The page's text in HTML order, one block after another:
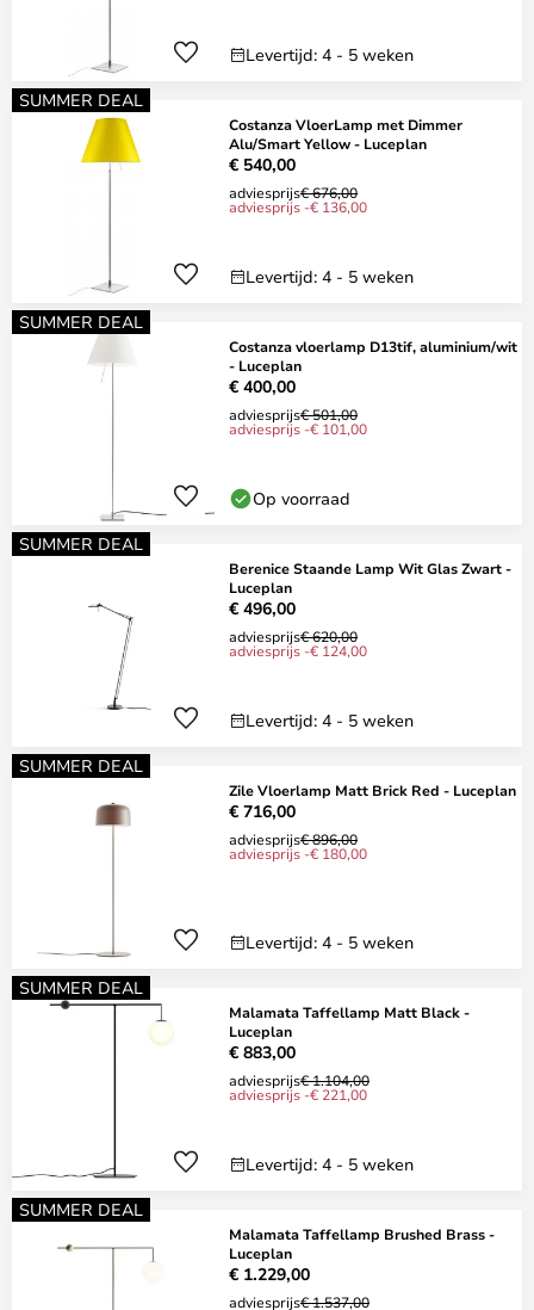
Levertijd: 4 - 5 weken
SUMMER DEAL
Costanza VloerLamp met Dimmer
Alu/Smart Yellow - Luceplan
€ 540,00
adviesprijs€ 676,00
adviesprijs -€ 136,00
Levertijd: 4 - 5 weken
SUMMER DEAL
Costanza vloerlamp D13tif, aluminium/wit
- Luceplan
€ 400,00
adviesprijs€ 501,00
adviesprijs -€ 101,00
Op voorraad
SUMMER DEAL
Berenice Staande Lamp Wit Glas Zwart -
Luceplan
€ 496,00
adviesprijs€ 620,00
adviesprijs -€ 124,00
Levertijd: 4 - 5 weken
SUMMER DEAL
Zile Vloerlamp Matt Brick Red - Luceplan
€ 716,00
adviesprijs€ 896,00
adviesprijs -€ 180,00
Levertijd: 4 - 5 weken
SUMMER DEAL
Malamata Taffellamp Matt Black -
Luceplan
€ 883,00
adviesprijs€ 1.104,00
adviesprijs -€ 221,00
Levertijd: 4 - 5 weken
SUMMER DEAL
Malamata Taffellamp Brushed Brass -
Luceplan
€ 1.229,00
adviesprijs€ 1.537,00